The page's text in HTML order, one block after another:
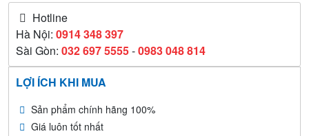
Hotline
Hà Nội: 0914 348 397
Sài Gòn: 032 697 5555-0983 048 814
LỢI ÍCH KHI MUA
Sản phẩm chính hãng 100%
Giá luôn tốt nhất